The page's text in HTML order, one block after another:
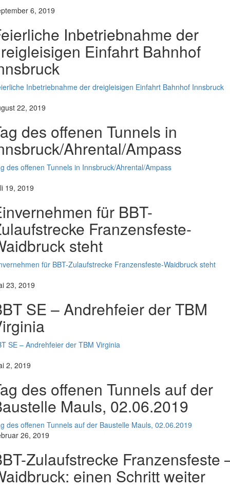
6, 2019
Inbetriebnahme der
Einfahrt Bahnhof
Inbetriebnahme der dreigleisigen Einfahrt Bahnhof Innsbruck
22, 2019
des offenen Tunnels in
Ahrental/Ampass
des offenen Tunnels in Innsbruck/Ahrental/Ampass
19, 2019
für BBT-
Franzensfeste-
steht
für BBT-Zulaufstrecke Franzensfeste-Waidbruck steht
23, 2019
SE – Andrehfeier der TBM
SE – Andrehfeier der TBM Virginia
2, 2019
des offenen Tunnels auf der
Mauls, 02.06.2019
des offenen Tunnels auf der Baustelle Mauls, 02.06.2019
26, 2019
Zulaufstrecke Franzensfeste
einen Schritt weiter